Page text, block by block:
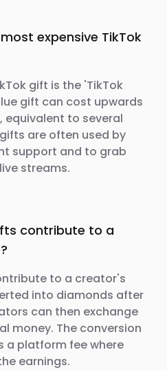
expensive TikTok
gift is the 'TikTok
gift can cost upwards
equivalent to several
are often used by
support and to grab
streams.
contribute to a
to a creator's
into diamonds after
can then exchange
money. The conversion
a platform fee where
earnings.